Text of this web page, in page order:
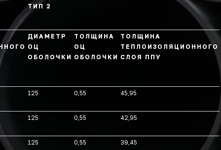
ТИП 2
ДИАМЕТР
ОЦ
ОБОЛОЧКИ
ТОЛЩИНА
ОЦ
ОБОЛОЧКИ
ТОЛЩИНА
ТЕПЛОИЗОЛЯЦИОННОГО
СЛОЯ ППУ
125 0,55 45,95
125 0,55 42,95
125 0,55 39,45